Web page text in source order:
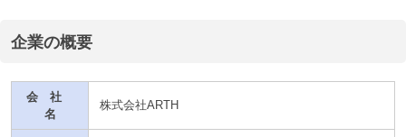
企業の概要
会 社
名
株式会社ARTH